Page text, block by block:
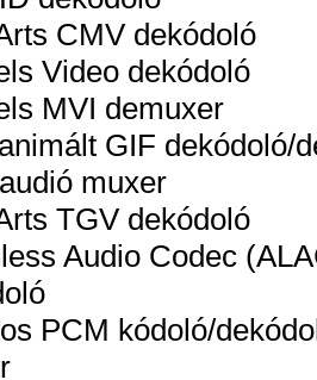
CMV dekódoló
Video dekódoló
MVI demuxer
GIF dekódoló/
muxer
TGV dekódoló
Audio Codec
PCM kódoló/